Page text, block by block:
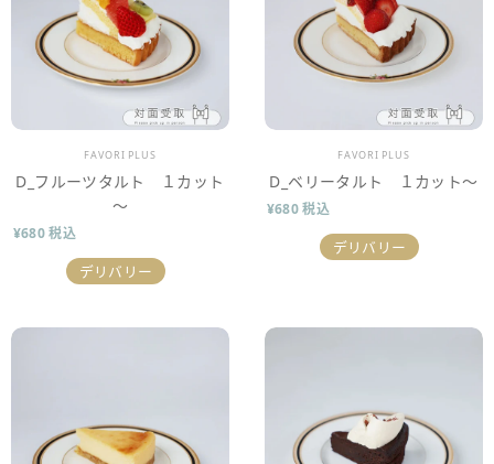
販売業者
FAVORI PLUS
D_フルーツタルト １カット
～
¥680 税込
デリバリー
販売業者
FAVORI PLUS
D_ベリータルト １カット～
¥680 税込
デリバリー